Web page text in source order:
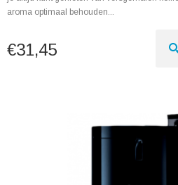
aroma optimaal behouden...
€31,45